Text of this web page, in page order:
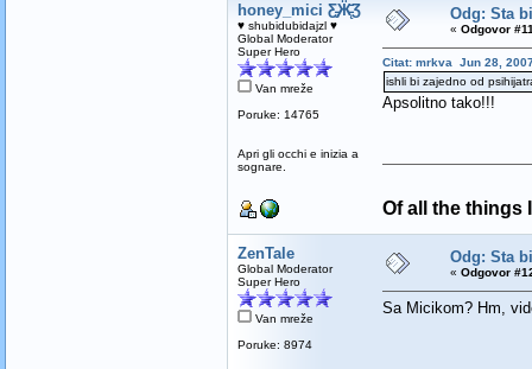
honey_mici Ƹ̵̡Ӝ̵̨̄Ʒ
♥ shubidubidajzl ♥
Global Moderator
Super Hero
Van mreže
Poruke: 14765
Apri gli occhi e inizia a
sognare.
Odg: Sta
« Odgovor
Citat: mrkva Jun 28,
ishli bi zajedno od
Apsolitno tako!!!
Of all the things
ZenTale
Global Moderator
Super Hero
Van mreže
Poruke: 8974
Odg: Sta
« Odgovor
Sa Micikom? Hm,